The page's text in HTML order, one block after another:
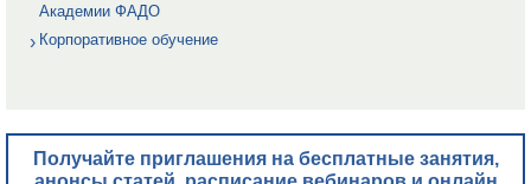
Академии ФАДО
Корпоративное обучение
Получайте приглашения на бесплатные занятия,